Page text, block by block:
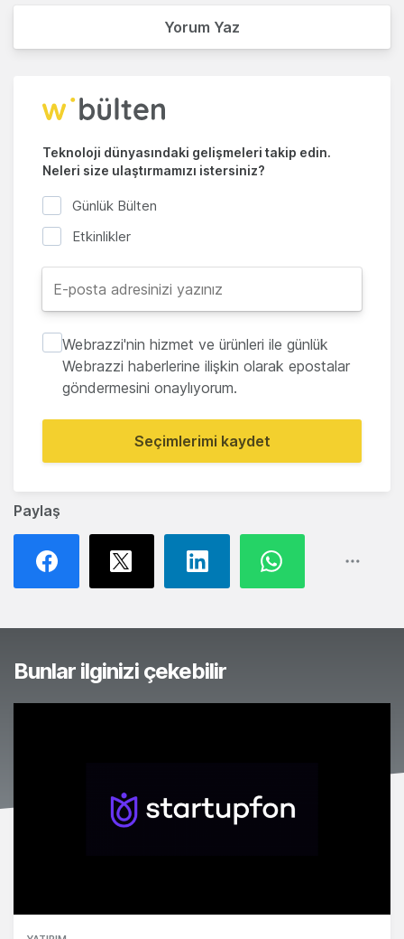
Paylaş
Yorum Yaz
Teknoloji dünyasındaki gelişmeleri takip edin.
Neleri size ulaştırmamızı istersiniz?
Günlük Bülten
Etkinlikler
Webrazzi'nin hizmet ve ürünleri ile günlük
Webrazzi haberlerine ilişkin olarak epostalar
göndermesini onaylıyorum.
Seçimlerimi kaydet
Bunlar ilginizi çekebilir